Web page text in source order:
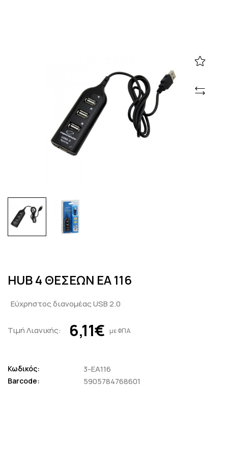
HUB 4 ΘΕΣΕΩΝ EA 116
Εύχρηστος διανομέας USB 2.0
Τιμή Λιανικής: 6,11€ με ΦΠΑ
Κωδικός: 3-EA116
Barcode: 5905784768601